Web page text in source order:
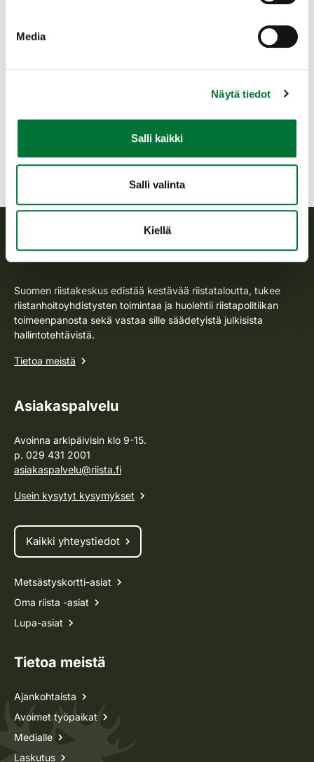
Media
Näytä tiedot
Salli kaikki
Salli valinta
Kiellä
Katso myös
Suomen riistakeskus
Suomen riistakeskus edistää kestävää riistataloutta, tukee
riistanhoitoyhdistysten toimintaa ja huolehtii riistapolitiikan
toimeenpanosta sekä vastaa sille säädetyistä julkisista
hallintotehtävistä.
Tietoa meistä
Asiakaspalvelu
Avoinna arkipäivisin klo 9-15.
p. 029 431 2001
asiakaspalvelu@riista.fi
Usein kysytyt kysymykset
Kaikki yhteystiedot
Metsästyskortti-asiat
Oma riista -asiat
Lupa-asiat
Tietoa meistä
Ajankohtaista
Avoimet työpaikat
Medialle
Laskutus